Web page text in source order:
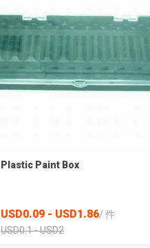
Plastic Paint Box
USD0.09 - USD1.86/ 件
USD0.1 - USD2